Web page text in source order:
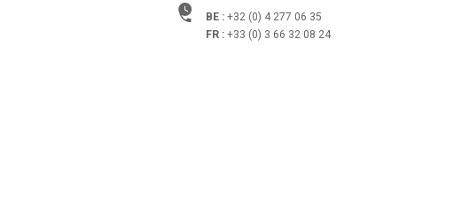
BE : +32 (0) 4 277 06 35
FR : +33 (0) 3 66 32 08 24